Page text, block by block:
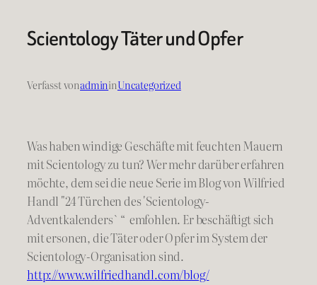
Scientology Täter und Opfer
Verfasst vonadmininUncategorized
Was haben windige Geschäfte mit feuchten Mauern
mit Scientology zu tun? Wer mehr darüber erfahren
möchte, dem sei die neue Serie im Blog von Wilfried
Handl "24 Türchen des 'Scientology-
Adventkalenders` “ emfohlen. Er beschäftigt sich
mit ersonen, die Täter oder Opfer im System der
Scientology-Organisation sind.
http://www.wilfriedhandl.com/blog/